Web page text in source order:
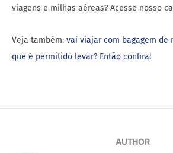
viagens e milhas aéreas? Acesse nosso
Veja também: vai viajar com bagagem de
que é permitido levar? Então confira!
AUTHOR